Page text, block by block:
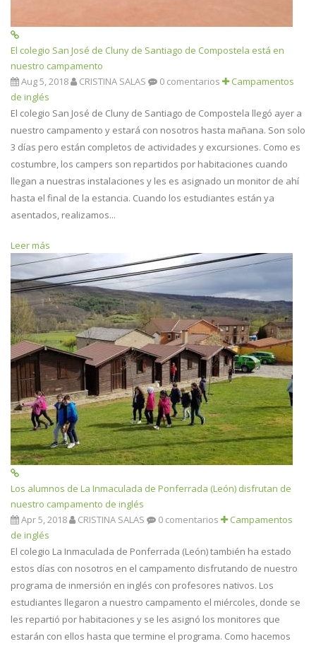
El colegio San José de Cluny de Santiago de Compostela está en
nuestro campamento
Aug 5, 2018
CRISTINA SALAS 0 comentarios
Campamentos
de inglés
El colegio San José de Cluny de Santiago de Compostela llegó ayer a
nuestro campamento y estará con nosotros hasta mañana. Son solo
3 días pero están completos de actividades y excursiones. Como es
costumbre, los campers son repartidos por habitaciones cuando
llegan a nuestras instalaciones y les es asignado un monitor de ahí
hasta el final de la estancia. Cuando los estudiantes están ya
asentados, realizamos...
Leer más
Los alumnos de La Inmaculada de Ponferrada (León) disfrutan de
nuestro campamento de inglés
Apr 5, 2018
CRISTINA SALAS 0 comentarios
Campamentos
de inglés
El colegio La Inmaculada de Ponferrada (León) también ha estado
estos días con nosotros en el campamento disfrutando de nuestro
programa de inmersión en inglés con profesores nativos. Los
estudiantes llegaron a nuestro campamento el miércoles, donde se
les repartió por habitaciones y se les asignó los monitores que
estarán con ellos hasta que termine el programa. Como hacemos